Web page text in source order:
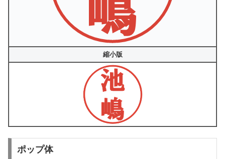
縮小版
ポップ体